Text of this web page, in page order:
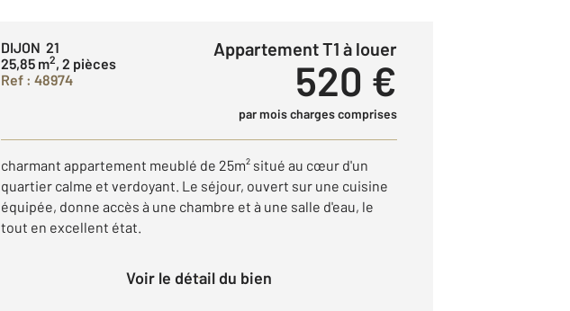
DIJON 21
25,85 m2, 2 pièces
Ref : 48974
Appartement T1 à louer
520 €
par mois charges comprises
charmant appartement meublé de 25m² situé au cœur d'un
quartier calme et verdoyant. Le séjour, ouvert sur une cuisine
équipée, donne accès à une chambre et à une salle d'eau, le
tout en excellent état.
Voir le détail du bien